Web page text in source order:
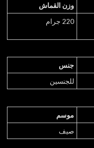
وزن القماش
220 جرام
جنس
للجنسين
موسم
صيف